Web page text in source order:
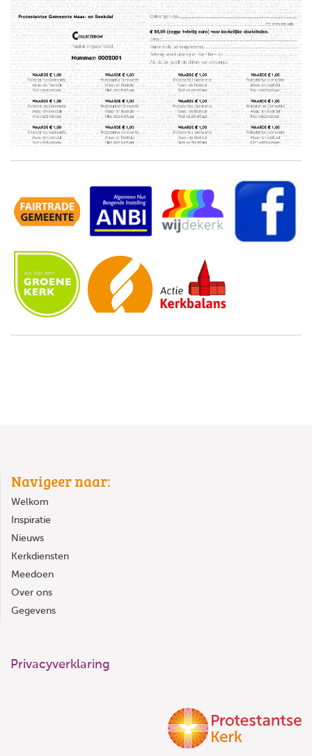
Navigeer naar:
Welkom
Inspiratie
Nieuws
Kerkdiensten
Meedoen
Over ons
Gegevens
Privacyverklaring